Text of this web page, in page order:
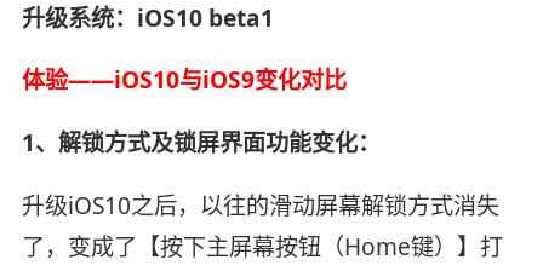
升级系统：iOS10 beta1
体验——iOS10与iOS9变化对比
1、解锁方式及锁屏界面功能变化：
升级iOS10之后，以往的滑动屏幕解锁方式消失
了，变成了【按下主屏幕按钮（Home键）】打